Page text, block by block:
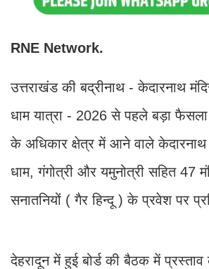
RNE Network.
उत्तराखंड की बद्रीनाथ - केदारनाथ
धाम यात्रा - 2026 से पहले बड़ा फैसला
के अधिकार क्षेत्र में आने वाले केदारनाथ
धाम, गंगोत्री और यमुनोत्री सहित 47
सनातनियों ( गैर हिन्दू ) के प्रवेश पर
देहरादून में हुई बोर्ड की बैठक में प्रस्ताव